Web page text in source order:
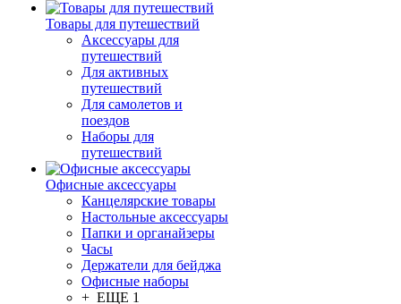
Товары для путешествий
Аксессуары для
путешествий
Для активных
путешествий
Для самолетов и
поездов
Наборы для
путешествий
Офисные аксессуары
Канцелярские товары
Настольные аксессуары
Папки и органайзеры
Часы
Держатели для бейджа
Офисные наборы
+ ЕЩЕ 1